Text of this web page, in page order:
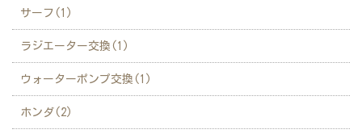
サーフ(1)
ラジエーター交換(1)
ウォーターポンプ交換(1)
ホンダ(2)